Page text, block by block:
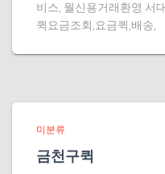
비스, 월신용거래환영 서
퀵요금조회,요금퀵,배송,
미분류
금천구퀵